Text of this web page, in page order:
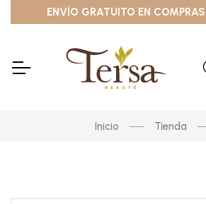
ENVÍO GRATUITO EN
Inicio Tienda